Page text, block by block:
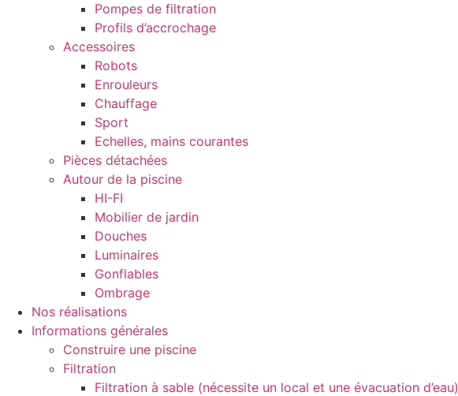
Pompes de filtration
Profils d’accrochage
Accessoires
Robots
Enrouleurs
Chauffage
Sport
Echelles, mains courantes
Pièces détachées
Autour de la piscine
HI-FI
Mobilier de jardin
Douches
Luminaires
Gonflables
Ombrage
Nos réalisations
Informations générales
Construire une piscine
Filtration
Filtration à sable (nécessite un local et une évacuation d’eau)